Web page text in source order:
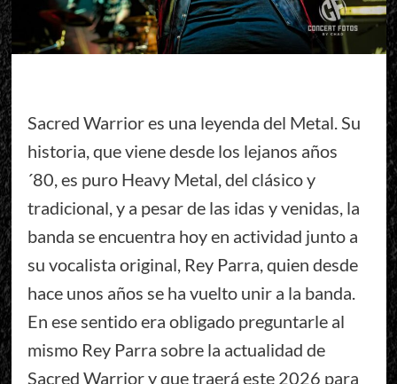
Sacred Warrior es una leyenda del Metal. Su
historia, que viene desde los lejanos años
´80, es puro Heavy Metal, del clásico y
tradicional, y a pesar de las idas y venidas, la
banda se encuentra hoy en actividad junto a
su vocalista original, Rey Parra, quien desde
hace unos años se ha vuelto unir a la banda.
En ese sentido era obligado preguntarle al
mismo Rey Parra sobre la actualidad de
Sacred Warrior y que traerá este 2026 para